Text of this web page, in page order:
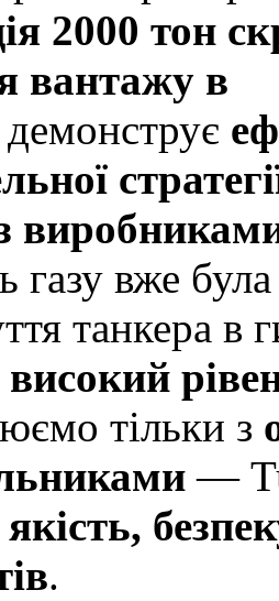
2000 тон
вантажу в
демонструє
газу вже
танкера
тільки з
—
якість,
.